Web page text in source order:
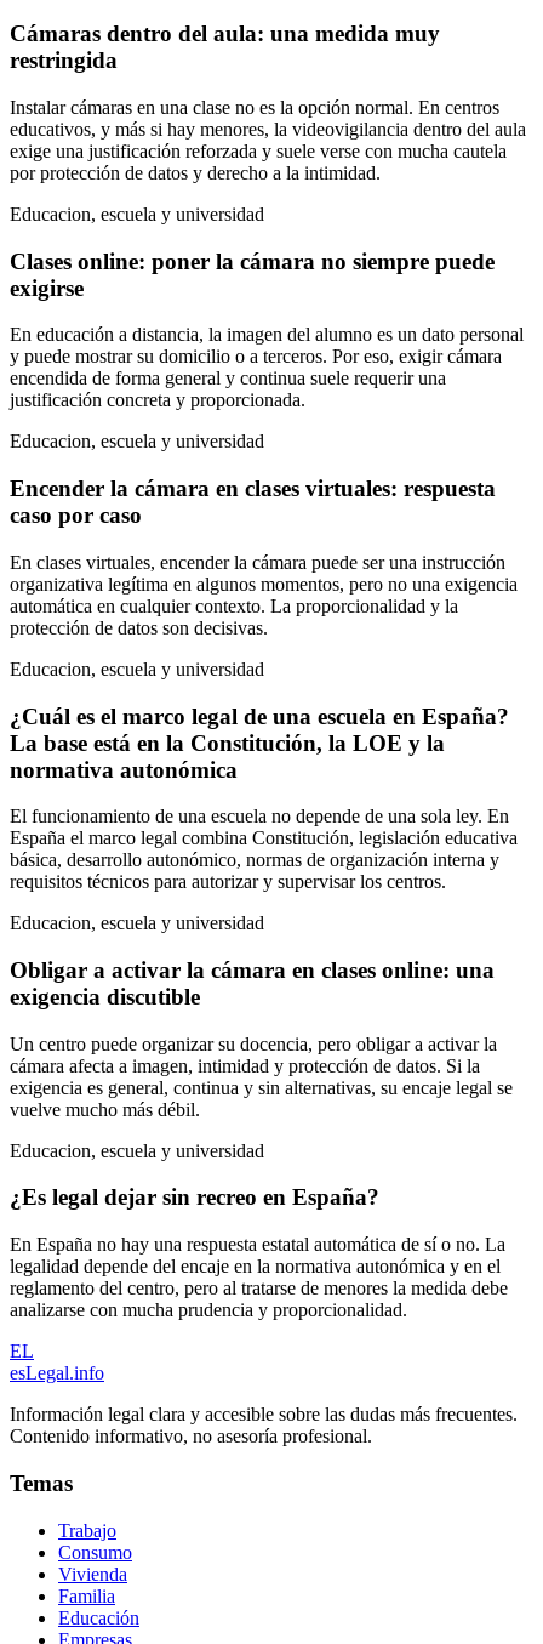
Cámaras dentro del aula: una medida muy
restringida
Instalar cámaras en una clase no es la opción normal. En centros
educativos, y más si hay menores, la videovigilancia dentro del aula
exige una justificación reforzada y suele verse con mucha cautela
por protección de datos y derecho a la intimidad.
Educacion, escuela y universidad
Clases online: poner la cámara no siempre puede
exigirse
En educación a distancia, la imagen del alumno es un dato personal
y puede mostrar su domicilio o a terceros. Por eso, exigir cámara
encendida de forma general y continua suele requerir una
justificación concreta y proporcionada.
Educacion, escuela y universidad
Encender la cámara en clases virtuales: respuesta
caso por caso
En clases virtuales, encender la cámara puede ser una instrucción
organizativa legítima en algunos momentos, pero no una exigencia
automática en cualquier contexto. La proporcionalidad y la
protección de datos son decisivas.
Educacion, escuela y universidad
¿Cuál es el marco legal de una escuela en España?
La base está en la Constitución, la LOE y la
normativa autonómica
El funcionamiento de una escuela no depende de una sola ley. En
España el marco legal combina Constitución, legislación educativa
básica, desarrollo autonómico, normas de organización interna y
requisitos técnicos para autorizar y supervisar los centros.
Educacion, escuela y universidad
Obligar a activar la cámara en clases online: una
exigencia discutible
Un centro puede organizar su docencia, pero obligar a activar la
cámara afecta a imagen, intimidad y protección de datos. Si la
exigencia es general, continua y sin alternativas, su encaje legal se
vuelve mucho más débil.
Educacion, escuela y universidad
¿Es legal dejar sin recreo en España?
En España no hay una respuesta estatal automática de sí o no. La
legalidad depende del encaje en la normativa autonómica y en el
reglamento del centro, pero al tratarse de menores la medida debe
analizarse con mucha prudencia y proporcionalidad.
EL
esLegal.info
Información legal clara y accesible sobre las dudas más frecuentes.
Contenido informativo, no asesoría profesional.
Temas
Trabajo
Consumo
Vivienda
Familia
Educación
Empresas